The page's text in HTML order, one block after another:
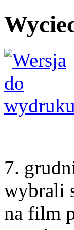
7.
wybrali
na film